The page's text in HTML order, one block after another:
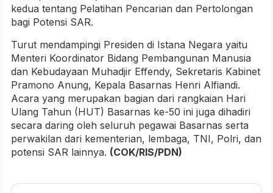
kedua tentang Pelatihan Pencarian dan Pertolongan
bagi Potensi SAR.
Turut mendampingi Presiden di Istana Negara yaitu
Menteri Koordinator Bidang Pembangunan Manusia
dan Kebudayaan Muhadjir Effendy, Sekretaris Kabinet
Pramono Anung, Kepala Basarnas Henri Alfiandi.
Acara yang merupakan bagian dari rangkaian Hari
Ulang Tahun (HUT) Basarnas ke-50 ini juga dihadiri
secara daring oleh seluruh pegawai Basarnas serta
perwakilan dari kementerian, lembaga, TNI, Polri, dan
potensi SAR lainnya. (COK/RIS/PDN)